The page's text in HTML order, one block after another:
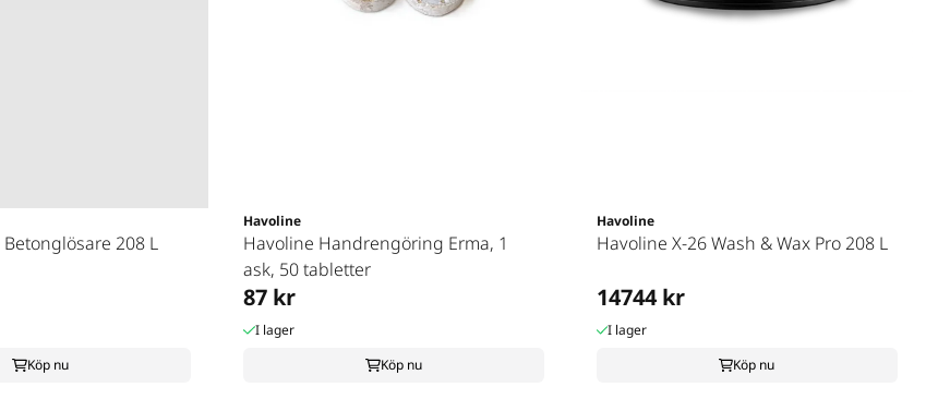
208 L
Köp nu
Havoline
Havoline Handrengöring Erma, 1
ask, 50 tabletter
87 kr
I lager
Köp nu
Havoline
Havoline X-26 Wash & Wax Pro 208 L
14744 kr
I lager
Köp nu